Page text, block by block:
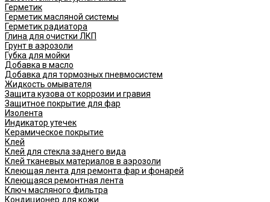
Герметик
Герметик масляной системы
Герметик радиатора
Глина для очистки ЛКП
Грунт в аэрозоли
Губка для мойки
Добавка в масло
Добавка для тормозных пневмосистем
Жидкость омывателя
Защита кузова от коррозии и гравия
Защитное покрытие для фар
Изолента
Индикатор утечек
Керамическое покрытие
Клей
Клей для стекла заднего вида
Клей тканевых материалов в аэрозоли
Клеющая лента для ремонта фар и фонарей
Клеющаяся ремонтная лента
Ключ масляного фильтра
Кондиционер для кожи